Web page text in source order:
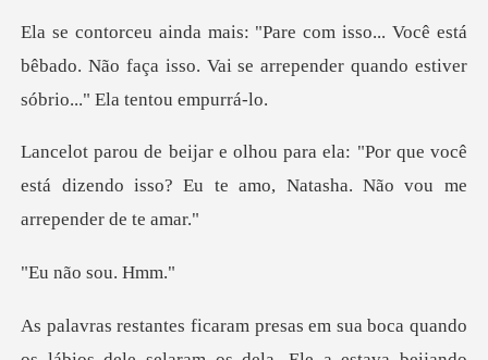
ocê está
bêbado. Não faça isso. Vai se arrepende
"Por que você
está dizendo isso? Eu te amo,
o sou.